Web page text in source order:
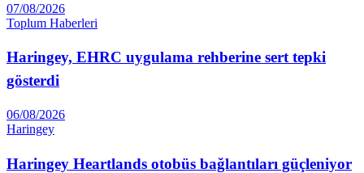
07/08/2026
Toplum Haberleri
Haringey, EHRC uygulama rehberine sert tepki
gösterdi
06/08/2026
Haringey
Haringey Heartlands otobüs bağlantıları güçleniyor